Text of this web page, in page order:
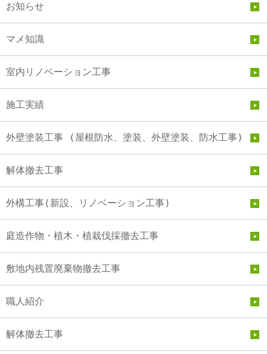
お知らせ
マメ知識
室内リノベーション工事
施工実績
外壁塗装工事 (屋根防水、塗装、外壁塗装、防水工事)
解体撤去工事
外構工事(新設、リノベーション工事)
庭造作物・植木・植栽伐採撤去工事
敷地内残置廃棄物撤去工事
職人紹介
解体撤去工事